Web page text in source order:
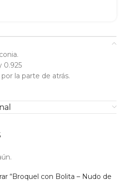
0.925
la parte de atrás.
“Broquel con Bolita – Nudo de